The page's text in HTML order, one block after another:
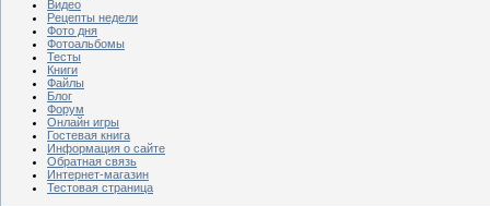
Видео
Рецепты недели
Фото дня
Фотоальбомы
Тесты
Книги
Файлы
Блог
Форум
Онлайн игры
Гостевая книга
Информация о сайте
Обратная связь
Интернет-магазин
Тестовая страница